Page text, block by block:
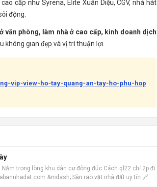
cấp như Syrena, Elite Xuân Diệu, CGV, nhà hát
động.
văn phòng, làm nhà ở cao cấp, kinh doanh dịch
không gian đẹp và vị trí thuận lợi.
vip-view-ho-tay-quang-an-tay-ho-phu-hop
trong lòng khu dân cư đông đúc Cách ql22 chỉ 2p đi
&mdash; Sàn rao vặt nhà đất uy tín 🔗